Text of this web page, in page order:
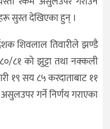
सुस्त देखिएका हुन् ।
शिवलाल तिवारीले झण्डै
८१ को झुट्टा तथा नक्कली
१९ सय ८५ करदाताबाट ११
गर्ने निर्णय गराएका